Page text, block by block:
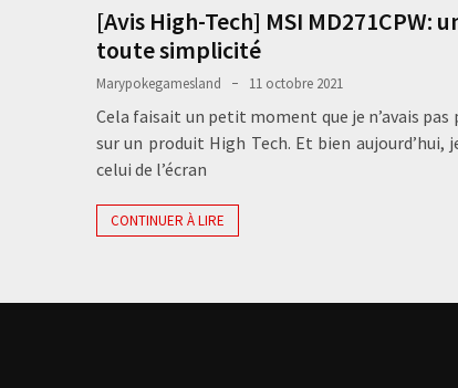
[Avis High-Tech] MSI MD271CPW:
toute simplicité
Marypokegamesland 11 octobre 2021
Cela faisait un petit moment que je n’avais pas
sur un produit High Tech. Et bien aujourd’hui,
celui de l’écran
CONTINUER À LIRE